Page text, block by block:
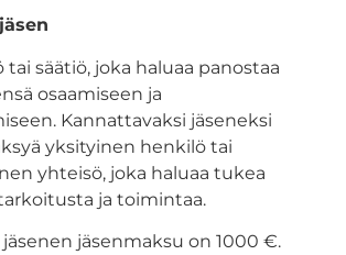
tai säätiö, joka haluaa panostaa
osaamiseen ja
Kannattavaksi jäseneksi
yksityinen henkilö tai
yhteisö, joka haluaa tukea
ja toimintaa.
jäsenmaksu on 1000 €.